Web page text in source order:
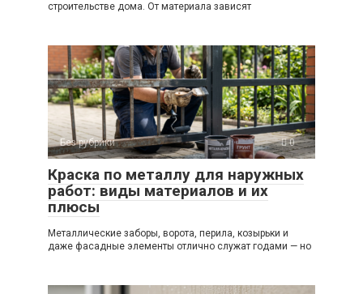
строительстве дома. От материала зависят
Без рубрики 0
Краска по металлу для наружных
работ: виды материалов и их
плюсы
Металлические заборы, ворота, перила, козырьки и
даже фасадные элементы отлично служат годами — но